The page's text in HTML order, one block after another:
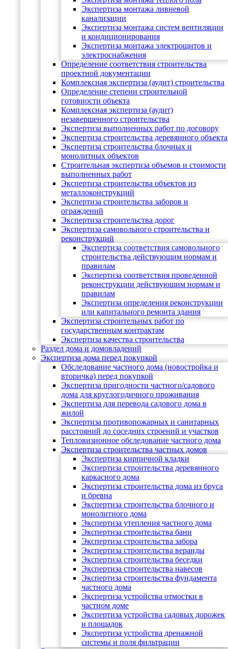
Экспертиза монтажа ливневой
канализации
Экспертиза монтажа систем вентиляции
и кондиционирования
Экспертиза монтажа электрощитов и
электроснабжения
Определение соответствия строительства
проектной документации
Комплексная экспертиза (аудит) строительства
Определение степени строительной
готовности объекта
Комплексная экспертиза (аудит)
незавершенного строительства
Экспертиза выполненных работ по договору
Экспертиза строительства деревянного объекта
Экспертиза строительства блочных и
монолитных объектов
Cтроительная экспертиза объемов и стоимости
выполненных работ
Экспертиза строительства объектов из
металлоконструкций
Экспертиза строительства заборов и
ограждений
Экспертиза строительства дорог
Экспертиза самовольного строительства и
реконструкций
Экспертиза соответствия самовольного
строительства действующим нормам и
правилам
Экспертиза соответствия проведенной
реконструкции действующим нормам и
правилам
Экспертиза определения реконструкции
или капитального ремонта здания
Экспертиза строительных работ по
государственным контрактам
Экспертиза качества строительства
Раздел дома и домовладений
Экспертиза дома перед покупкой
Обследование частного дома (новостройка и
вторичка) перед покупкой
Экспертиза пригодности частного/садового
дома для круглогодичного проживания
Экспертиза для перевода садового дома в
жилой
Экспертиза противопожарных и санитарных
расстояний до соседних строений и участков
Тепловизионное обследование частного дома
Экспертиза строительства частных домов
Экспертиза кирпичной кладки
Экспертиза строительства деревянного
каркасного дома
Экспертиза строительства дома из бруса
и бревна
Экспертиза строительства блочного и
монолитного дома
Экспертиза утепления частного дома
Экспертиза строительства бани
Экспертиза строительства забора
Экспертиза строительства веранды
Экспертиза строительства беседки
Экспертиза строительства навесов
Экспертиза строительства фундамента
частного дома
Экспертиза устройства отмостки в
частном доме
Экспертиза устройства садовых дорожек
и площадок
Экспертиза устройства дренажной
системы и поля фильтрации